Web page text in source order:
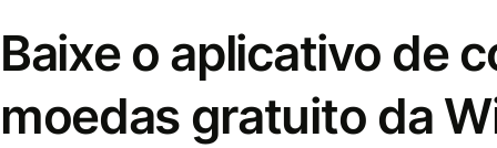
Baixe o aplicativo de
moedas gratuito da